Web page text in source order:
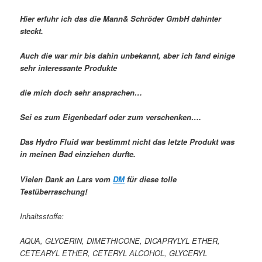
Hier erfuhr ich das die Mann& Schröder GmbH dahinter
steckt.
Auch die war mir bis dahin unbekannt, aber ich fand einige
sehr interessante Produkte
die mich doch sehr ansprachen…
Sei es zum Eigenbedarf oder zum verschenken….
Das Hydro Fluid war bestimmt nicht das letzte Produkt was
in meinen Bad einziehen durfte.
Vielen Dank an Lars vomDMfür diese tolle
Testüberraschung!
Inhaltsstoffe:
AQUA, GLYCERIN, DIMETHICONE, DICAPRYLYL ETHER,
CETEARYL ETHER, CETERYL ALCOHOL, GLYCERYL